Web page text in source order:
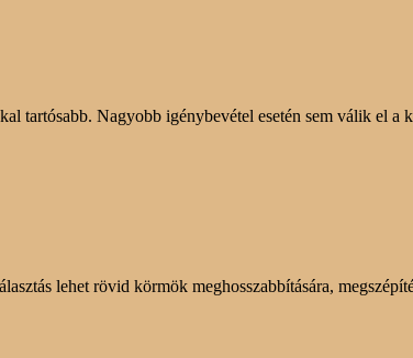
Nagyobb igénybevétel esetén sem válik el a
lehet rövid körmök meghosszabbítására,